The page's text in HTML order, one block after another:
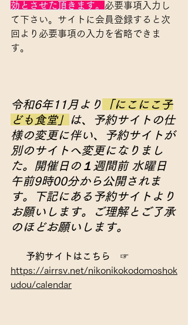
効とさせた頂きます。 必要事項入力し
て下さい。サイトに会員登録すると次
回より必要事項の入力を省略できま
す。
令和6年11月より 「にこにこ子
ども食堂」
は、予約サイトの仕
様の変更に伴い、予約サイトが
別のサイトへ変更になりまし
た。開催日の１週間前 水曜日
午前9時00分から公開されま
す。下記にある予約サイトより
お願いします。ご理解とご了承
のほどお願いします。
予約サイトはこちら
☞
https://airrsv.net/nikonikokodomoshok
udou/calendar